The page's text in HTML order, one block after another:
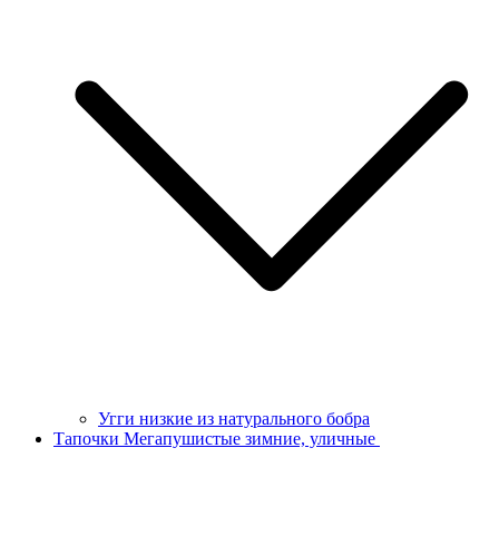
Угги низкие из натурального бобра
Тапочки Мегапушистые зимние, уличные